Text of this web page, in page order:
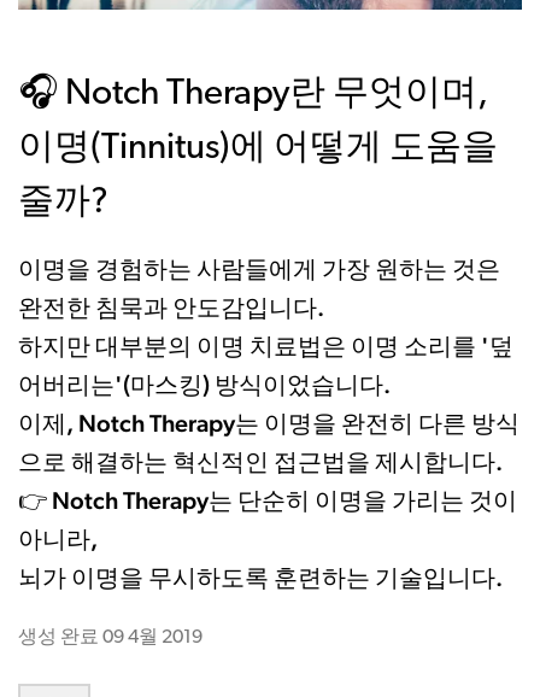
🎧 Notch Therapy란 무엇이며,
이명(Tinnitus)에 어떻게 도움을
줄까?
이명을 경험하는 사람들에게 가장 원하는 것은
완전한 침묵과 안도감입니다.
하지만 대부분의 이명 치료법은 이명 소리를 '덮
어버리는'(마스킹) 방식이었습니다.
이제, Notch Therapy는 이명을 완전히 다른 방식
으로 해결하는 혁신적인 접근법을 제시합니다.
👉 Notch Therapy는 단순히 이명을 가리는 것이
아니라,
뇌가 이명을 무시하도록 훈련하는 기술입니다.
생성 완료 09 4월 2019